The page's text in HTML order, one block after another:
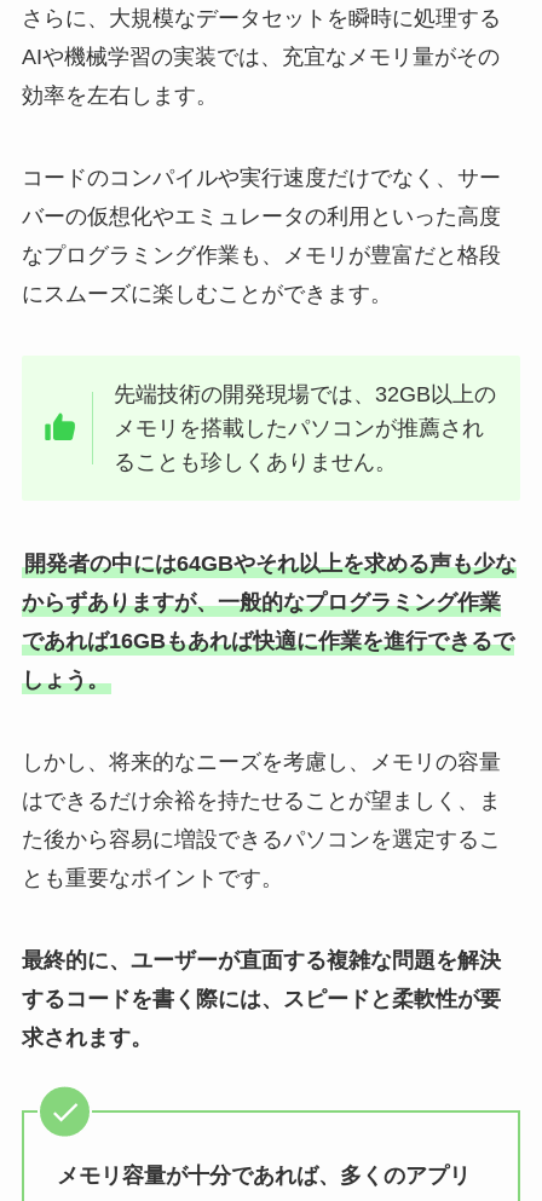
さらに、大規模なデータセットを瞬時に処理する
AIや機械学習の実装では、充宜なメモリ量がその
効率を左右します。
コードのコンパイルや実行速度だけでなく、サー
バーの仮想化やエミュレータの利用といった高度
なプログラミング作業も、メモリが豊富だと格段
にスムーズに楽しむことができます。
先端技術の開発現場では、32GB以上の
メモリを搭載したパソコンが推薦され
ることも珍しくありません。
開発者の中には64GBやそれ以上を求める声も少な
からずありますが、一般的なプログラミング作業
であれば16GBもあれば快適に作業を進行できるで
しょう。
しかし、将来的なニーズを考慮し、メモリの容量
はできるだけ余裕を持たせることが望ましく、ま
た後から容易に増設できるパソコンを選定するこ
とも重要なポイントです。
最終的に、ユーザーが直面する複雑な問題を解決
するコードを書く際には、スピードと柔軟性が要
求されます。
メモリ容量が十分であれば、多くのアプリ